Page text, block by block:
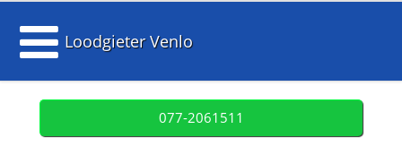
Loodgieter Venlo
077-2061511